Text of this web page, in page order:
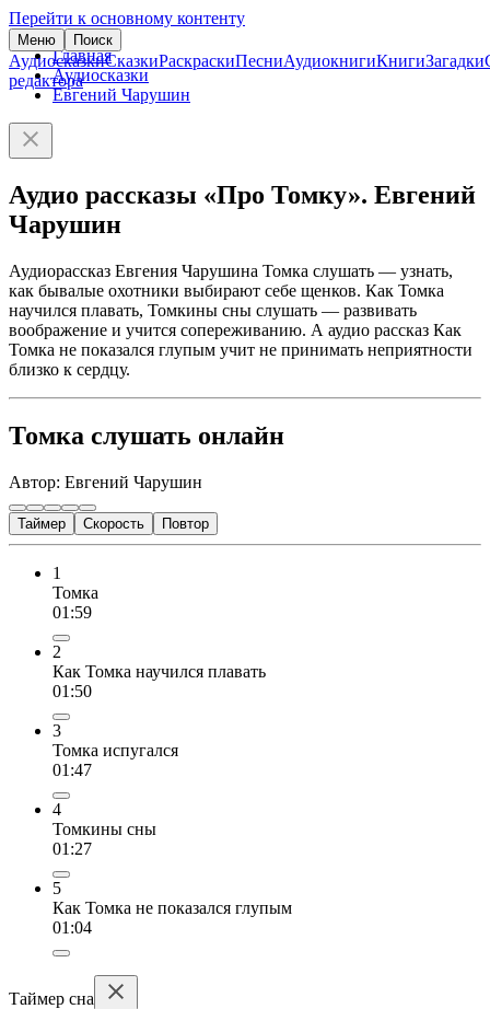
Перейти к основному контенту
Меню Поиск
АудиосказкиСказкиРаскраскиПесниАудиокнигиКнигиЗагадки
редактора
Главная
Аудиосказки
Евгений Чарушин
Аудио рассказы «Про Томку». Евгений
Чарушин
Аудиорассказ Евгения Чарушина Томка слушать — узнать,
как бывалые охотники выбирают себе щенков. Как Томка
научился плавать, Томкины сны слушать — развивать
воображение и учится сопереживанию. А аудио рассказ Как
Томка не показался глупым учит не принимать неприятности
близко к сердцу.
Томка слушать онлайн
Автор: Евгений Чарушин
Таймер Скорость Повтор
1
Томка
01:59
2
Как Томка научился плавать
01:50
3
Томка испугался
01:47
4
Томкины сны
01:27
5
Как Томка не показался глупым
01:04
Таймер сна